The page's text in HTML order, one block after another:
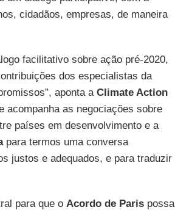
cidadãos, empresas, de maneira
facilitativo sobre ação pré-2020,
dos especialistas da
aponta a Climate Action
acompanha as negociações sobre
países em desenvolvimento e a
para termos uma conversa
justos e adequados, e para traduzir
para que o Acordo de Parispossa